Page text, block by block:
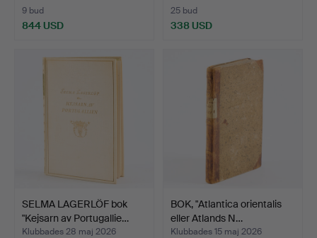
9 bud
844 USD
25 bud
338 USD
SELMA LAGERLÖF bok
"Kejsarn av Portugallie…
Klubbades 28 maj 2026
BOK, "Atlantica orientalis
eller Atlands N…
Klubbades 15 maj 2026